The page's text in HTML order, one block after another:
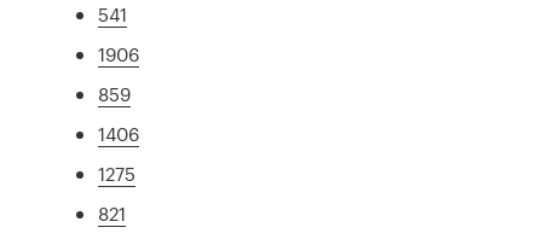
541
1906
859
1406
1275
821